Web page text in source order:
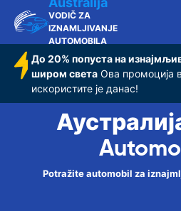
VODIČ ZA
IZNAMLJIVANJE
AUTOMOBILA
До 20% попуста на
широм света Ова промоција
искористите је данас!
Potražite automobil za